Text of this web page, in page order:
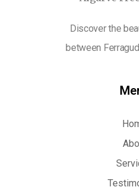
Discover the
between